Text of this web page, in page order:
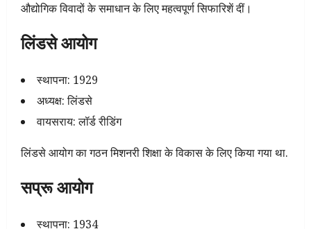
औद्योगिक विवादों के समाधान के लिए महत्वपूर्ण सिफारिशें दीं।
लिंडसे आयोग
स्थापना: 1929
अध्यक्ष: लिंडसे
वायसराय: लॉर्ड रीडिंग
लिंडसे आयोग का गठन मिशनरी शिक्षा के विकास के लिए किया गया था.
सप्रू आयोग
स्थापना: 1934